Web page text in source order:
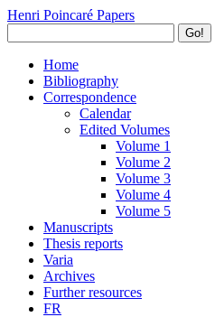
Henri Poincaré Papers
Go!
Home
Bibliography
Correspondence
Calendar
Edited Volumes
Volume 1
Volume 2
Volume 3
Volume 4
Volume 5
Manuscripts
Thesis reports
Varia
Archives
Further resources
FR